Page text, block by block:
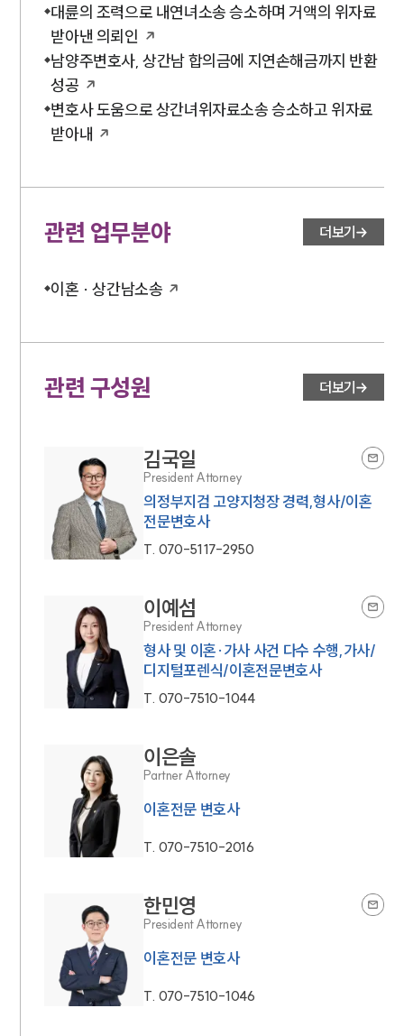
대륜의 조력으로 내연녀소송 승소하며 거액의 위자료
받아낸 의뢰인
남양주변호사, 상간남 합의금에 지연손해금까지 반환
성공
변호사 도움으로 상간녀위자료소송 승소하고 위자료
받아내
관련 업무분야 더보기
이혼 · 상간남소송
관련 구성원 더보기
김국일
President Attorney
의정부지검 고양지청장 경력,형사/이혼
전문변호사
T. 070-5117-2950
이예섬
President Attorney
형사 및 이혼·가사 사건 다수 수행,가사/
디지털포렌식/이혼전문변호사
T. 070-7510-1044
이은솔
Partner Attorney
이혼전문 변호사
T. 070-7510-2016
한민영
President Attorney
이혼전문 변호사
T. 070-7510-1046